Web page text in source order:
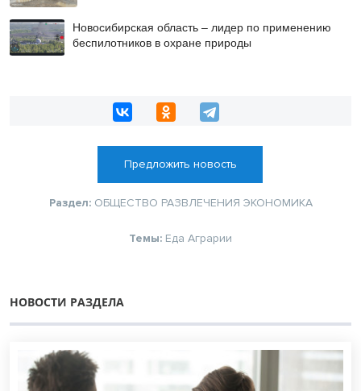
Новосибирская область – лидер по применению
беспилотников в охране природы
Предложить новость
Раздел: ОБЩЕСТВО РАЗВЛЕЧЕНИЯ ЭКОНОМИКА
Темы: Еда Аграрии
НОВОСТИ РАЗДЕЛА